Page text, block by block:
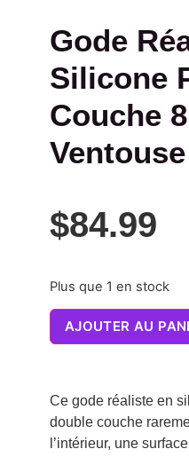
Gode
Silicone
Couche
Ventouse
$84.99
Plus que 1 en stock
AJOUTER AU
Ce gode réaliste en
double couche
l’intérieur, une